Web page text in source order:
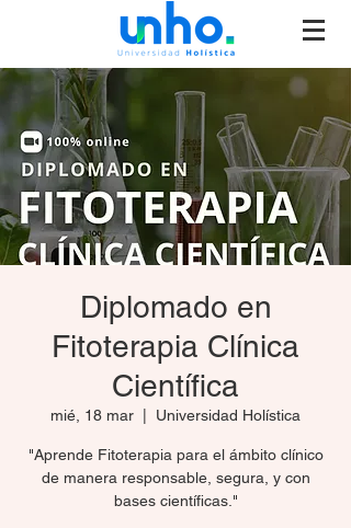
Diplomado en
Fitoterapia Clínica
Científica
mié, 18 mar Universidad Holística
"Aprende Fitoterapia para el ámbito clínico
de manera responsable, segura, y con
bases científicas."